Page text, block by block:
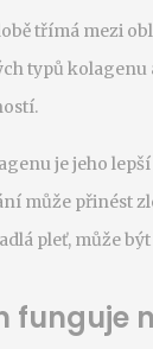
třímá mezi
typů
je jeho
může přinést
pleť, může
funguje